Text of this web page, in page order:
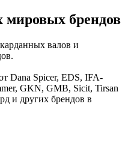
мировых брендов
валов и
Dana Spicer, EDS, IFA-
GKN, GMB, Sicit, Tirsan
и других брендов в